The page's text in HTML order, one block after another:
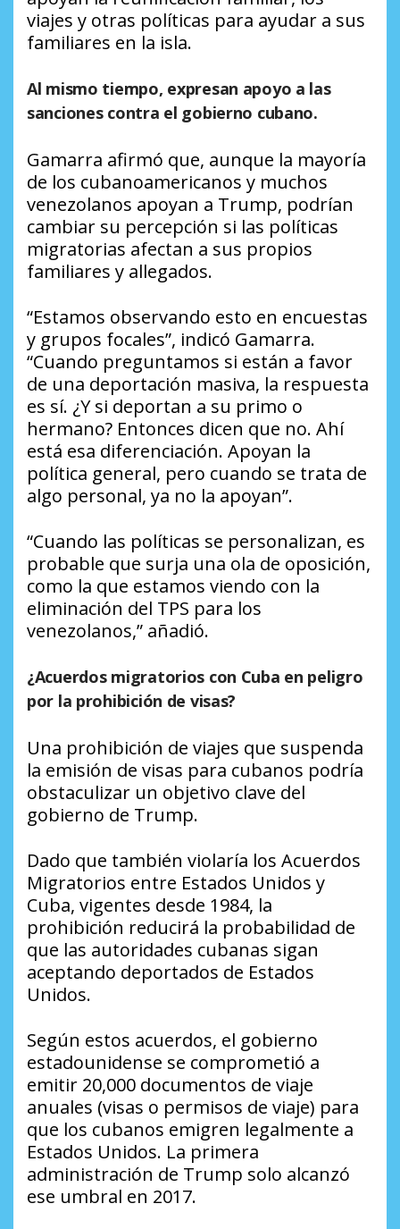
viajes y otras políticas para ayudar a sus
familiares en la isla.
Al mismo tiempo, expresan apoyo a las
sanciones contra el gobierno cubano.
Gamarra afirmó que, aunque la mayoría
de los cubanoamericanos y muchos
venezolanos apoyan a Trump, podrían
cambiar su percepción si las políticas
migratorias afectan a sus propios
familiares y allegados.
“Estamos observando esto en encuestas
y grupos focales”, indicó Gamarra.
“Cuando preguntamos si están a favor
de una deportación masiva, la respuesta
es sí. ¿Y si deportan a su primo o
hermano? Entonces dicen que no. Ahí
está esa diferenciación. Apoyan la
política general, pero cuando se trata de
algo personal, ya no la apoyan”.
“Cuando las políticas se personalizan, es
probable que surja una ola de oposición,
como la que estamos viendo con la
eliminación del TPS para los
venezolanos,” añadió.
¿Acuerdos migratorios con Cuba en peligro
por la prohibición de visas?
Una prohibición de viajes que suspenda
la emisión de visas para cubanos podría
obstaculizar un objetivo clave del
gobierno de Trump.
Dado que también violaría los Acuerdos
Migratorios entre Estados Unidos y
Cuba, vigentes desde 1984, la
prohibición reducirá la probabilidad de
que las autoridades cubanas sigan
aceptando deportados de Estados
Unidos.
Según estos acuerdos, el gobierno
estadounidense se comprometió a
emitir 20,000 documentos de viaje
anuales (visas o permisos de viaje) para
que los cubanos emigren legalmente a
Estados Unidos. La primera
administración de Trump solo alcanzó
ese umbral en 2017.